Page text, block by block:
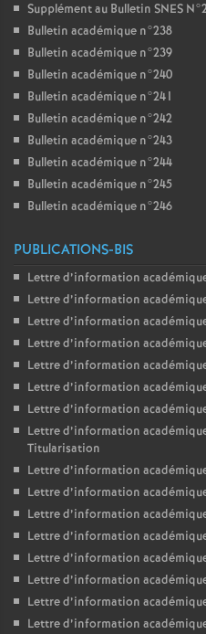
Supplément au Bulletin SNES
Bulletin académique n°238
Bulletin académique n°239
Bulletin académique n°240
Bulletin académique n°241
Bulletin académique n°242
Bulletin académique n°243
Bulletin académique n°244
Bulletin académique n°245
Bulletin académique n°246
PUBLICATIONS-BIS
Lettre d’information
Lettre d’information
Lettre d’information
Lettre d’information
Lettre d’information
Lettre d’information
Lettre d’information
Lettre d’information
Titularisation
Lettre d’information
Lettre d’information
Lettre d’information
Lettre d’information
Lettre d’information
Lettre d’information
Lettre d’information
Lettre d’information